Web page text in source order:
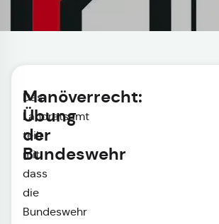
Manöverrecht:
Übung
der
Bundeswehr
Das
Landratsamt
teilt
mit,
dass
die
Bundeswehr